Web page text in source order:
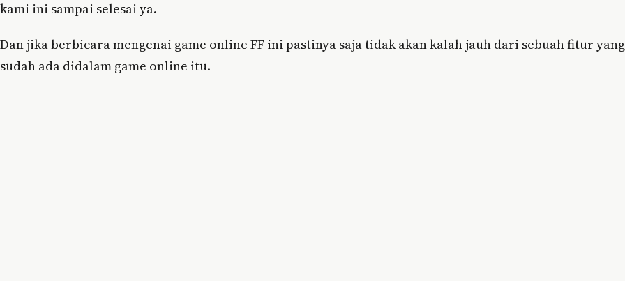
kami ini sampai selesai ya.
Dan jika berbicara mengenai game online FF ini pastinya saja tidak akan kalah jauh dari sebuah fitur yang
sudah ada didalam game online itu.